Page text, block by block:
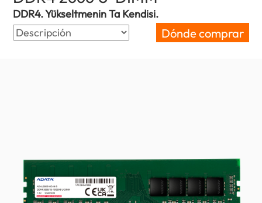
DDR4. Yükseltmenin Ta Kendisi.
Dónde comprar